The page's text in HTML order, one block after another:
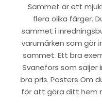
Sammet är ett
flera olika färger.
sammet i
varumärken som gör
sammet. Ett bra
Svanefors som
bra pris. Posters Om
för att göra ditt hem